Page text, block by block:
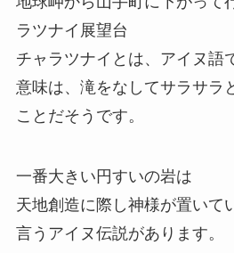
ラツナイ展望台
チャラツナイとは、アイヌ語
意味は、滝をなしてサラサラ
ことだそうです。
一番大きい円すいの岩は
天地創造に際し神様が置いて
言うアイヌ伝説があります。